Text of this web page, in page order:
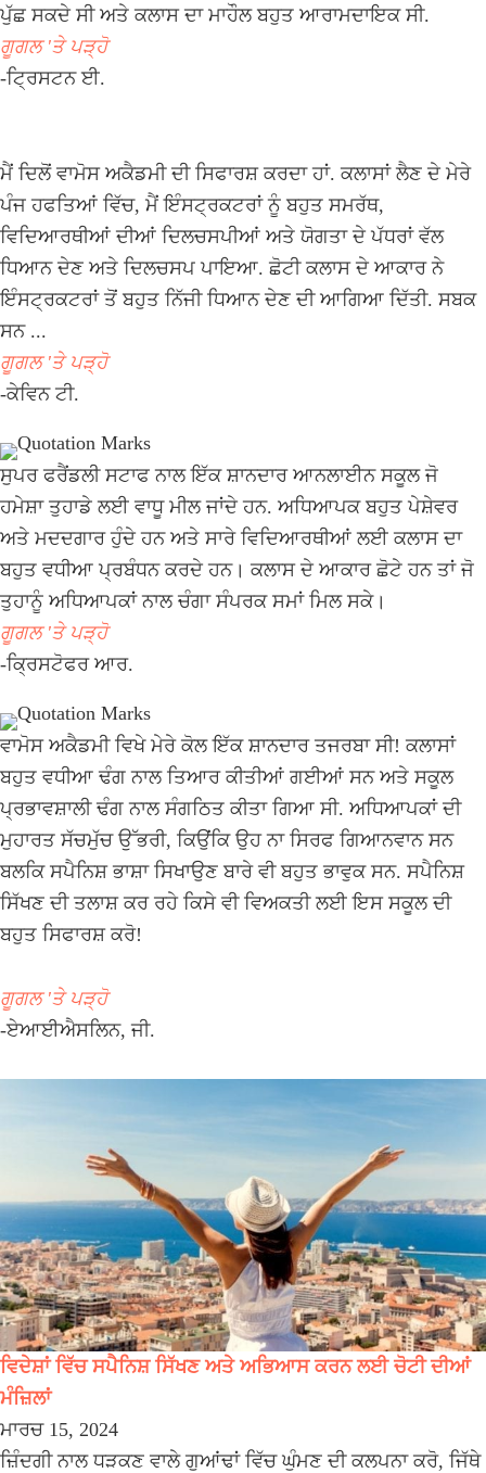
ਪੁੱਛ ਸਕਦੇ ਸੀ ਅਤੇ ਕਲਾਸ ਦਾ ਮਾਹੌਲ ਬਹੁਤ ਆਰਾਮਦਾਇਕ ਸੀ.
ਗੂਗਲ 'ਤੇ ਪੜ੍ਹੋ
-ਟ੍ਰਿਸਟਨ ਈ.
ਮੈਂ ਦਿਲੋਂ ਵਾਮੋਸ ਅਕੈਡਮੀ ਦੀ ਸਿਫਾਰਸ਼ ਕਰਦਾ ਹਾਂ. ਕਲਾਸਾਂ ਲੈਣ ਦੇ ਮੇਰੇ
ਪੰਜ ਹਫਤਿਆਂ ਵਿੱਚ, ਮੈਂ ਇੰਸਟ੍ਰਕਟਰਾਂ ਨੂੰ ਬਹੁਤ ਸਮਰੱਥ,
ਵਿਦਿਆਰਥੀਆਂ ਦੀਆਂ ਦਿਲਚਸਪੀਆਂ ਅਤੇ ਯੋਗਤਾ ਦੇ ਪੱਧਰਾਂ ਵੱਲ
ਧਿਆਨ ਦੇਣ ਅਤੇ ਦਿਲਚਸਪ ਪਾਇਆ. ਛੋਟੀ ਕਲਾਸ ਦੇ ਆਕਾਰ ਨੇ
ਇੰਸਟ੍ਰਕਟਰਾਂ ਤੋਂ ਬਹੁਤ ਨਿੱਜੀ ਧਿਆਨ ਦੇਣ ਦੀ ਆਗਿਆ ਦਿੱਤੀ. ਸਬਕ
ਸਨ ...
ਗੂਗਲ 'ਤੇ ਪੜ੍ਹੋ
-ਕੇਵਿਨ ਟੀ.
ਸੁਪਰ ਫਰੈਂਡਲੀ ਸਟਾਫ ਨਾਲ ਇੱਕ ਸ਼ਾਨਦਾਰ ਆਨਲਾਈਨ ਸਕੂਲ ਜੋ
ਹਮੇਸ਼ਾ ਤੁਹਾਡੇ ਲਈ ਵਾਧੂ ਮੀਲ ਜਾਂਦੇ ਹਨ. ਅਧਿਆਪਕ ਬਹੁਤ ਪੇਸ਼ੇਵਰ
ਅਤੇ ਮਦਦਗਾਰ ਹੁੰਦੇ ਹਨ ਅਤੇ ਸਾਰੇ ਵਿਦਿਆਰਥੀਆਂ ਲਈ ਕਲਾਸ ਦਾ
ਬਹੁਤ ਵਧੀਆ ਪ੍ਰਬੰਧਨ ਕਰਦੇ ਹਨ। ਕਲਾਸ ਦੇ ਆਕਾਰ ਛੋਟੇ ਹਨ ਤਾਂ ਜੋ
ਤੁਹਾਨੂੰ ਅਧਿਆਪਕਾਂ ਨਾਲ ਚੰਗਾ ਸੰਪਰਕ ਸਮਾਂ ਮਿਲ ਸਕੇ।
ਗੂਗਲ 'ਤੇ ਪੜ੍ਹੋ
-ਕ੍ਰਿਸਟੋਫਰ ਆਰ.
ਵਾਮੋਸ ਅਕੈਡਮੀ ਵਿਖੇ ਮੇਰੇ ਕੋਲ ਇੱਕ ਸ਼ਾਨਦਾਰ ਤਜਰਬਾ ਸੀ! ਕਲਾਸਾਂ
ਬਹੁਤ ਵਧੀਆ ਢੰਗ ਨਾਲ ਤਿਆਰ ਕੀਤੀਆਂ ਗਈਆਂ ਸਨ ਅਤੇ ਸਕੂਲ
ਪ੍ਰਭਾਵਸ਼ਾਲੀ ਢੰਗ ਨਾਲ ਸੰਗਠਿਤ ਕੀਤਾ ਗਿਆ ਸੀ. ਅਧਿਆਪਕਾਂ ਦੀ
ਮੁਹਾਰਤ ਸੱਚਮੁੱਚ ਉੱਭਰੀ, ਕਿਉਂਕਿ ਉਹ ਨਾ ਸਿਰਫ ਗਿਆਨਵਾਨ ਸਨ
ਬਲਕਿ ਸਪੈਨਿਸ਼ ਭਾਸ਼ਾ ਸਿਖਾਉਣ ਬਾਰੇ ਵੀ ਬਹੁਤ ਭਾਵੁਕ ਸਨ. ਸਪੈਨਿਸ਼
ਸਿੱਖਣ ਦੀ ਤਲਾਸ਼ ਕਰ ਰਹੇ ਕਿਸੇ ਵੀ ਵਿਅਕਤੀ ਲਈ ਇਸ ਸਕੂਲ ਦੀ
ਬਹੁਤ ਸਿਫਾਰਸ਼ ਕਰੋ!
ਗੂਗਲ 'ਤੇ ਪੜ੍ਹੋ
-ਏਆਈਐਸਲਿਨ, ਜੀ.
ਵਿਦੇਸ਼ਾਂ ਵਿੱਚ ਸਪੈਨਿਸ਼ ਸਿੱਖਣ ਅਤੇ ਅਭਿਆਸ ਕਰਨ ਲਈ ਚੋਟੀ ਦੀਆਂ
ਮੰਜ਼ਿਲਾਂ
ਮਾਰਚ 15, 2024
ਜ਼ਿੰਦਗੀ ਨਾਲ ਧੜਕਣ ਵਾਲੇ ਗੁਆਂਢਾਂ ਵਿੱਚ ਘੁੰਮਣ ਦੀ ਕਲਪਨਾ ਕਰੋ, ਜਿੱਥੇ